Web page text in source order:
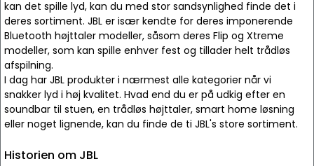
kan det spille lyd, kan du med stor sandsynlighed finde det i
deres sortiment. JBL er især kendte for deres imponerende
Bluetooth højttaler modeller, såsom deres Flip og Xtreme
modeller, som kan spille enhver fest og tillader helt trådløs
afspilning.
I dag har JBL produkter i nærmest alle kategorier når vi
snakker lyd i høj kvalitet. Hvad end du er på udkig efter en
soundbar til stuen, en trådløs højttaler, smart home løsning
eller noget lignende, kan du finde de ti JBL's store sortiment.
Historien om JBL